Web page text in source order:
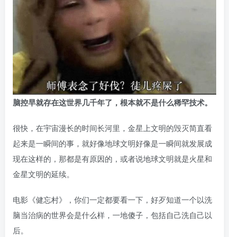
脑控早就存在这世界几千年了，根本就不是什么稀罕技术。
很快，在宇宙漫长的时间长河里，金星上文明的毁灭简直看
起来是一瞬间的事，就好像地球文明好像是一瞬间就发展成
现在这样的，那都是有原因的，或者说地球文明就是火星和
金星文明的延续。
电影《健忘村》，你们一定都要看一下，好歹知道一个以洗
脑当治病的世界会是什么样，一地傻子，包括自己洗自己以
后。